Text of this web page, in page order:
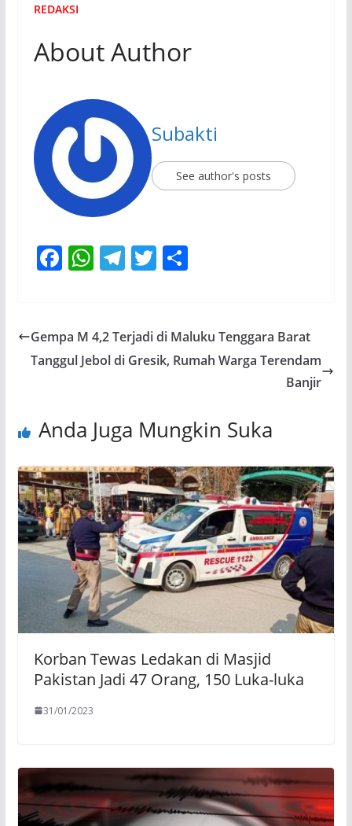
REDAKSI
About Author
Subakti
See author's posts
F
b
o
W
s
A
T
gr
a
T
er
S
e
Gempa M 4,2 Terjadi di Maluku Tenggara Barat
Tanggul Jebol di Gresik, Rumah Warga Terendam
Banjir
Anda Juga Mungkin Suka
Korban Tewas Ledakan di Masjid
Pakistan Jadi 47 Orang, 150 Luka-luka
31/01/2023